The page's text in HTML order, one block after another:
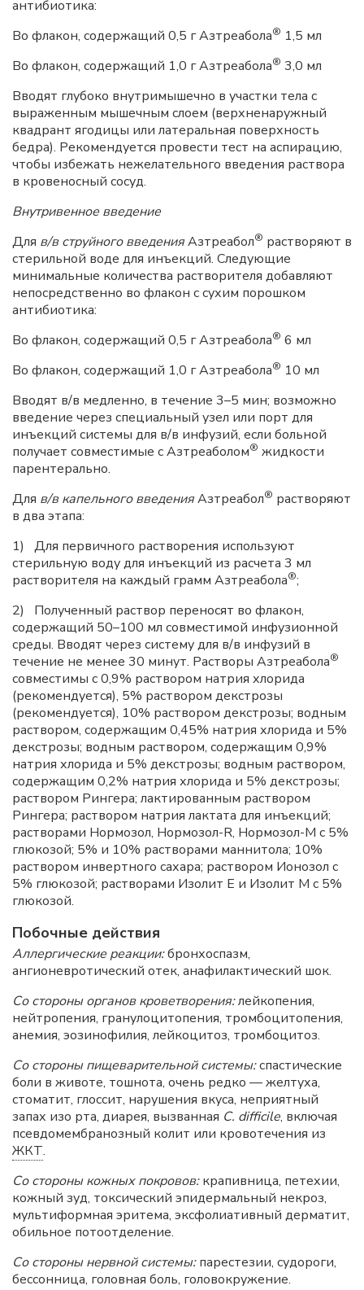
антибиотика:
Во флакон, содержащий 0,5 г Азтреабола® 1,5 мл
Во флакон, содержащий 1,0 г Азтреабола® 3,0 мл
Вводят глубоко внутримышечно в участки тела с
выраженным мышечным слоем (верхненаружный
квадрант ягодицы или латеральная поверхность
бедра). Рекомендуется провести тест на аспирацию,
чтобы избежать нежелательного введения раствора
в кровеносный сосуд.
Внутривенное введение
Для в/в струйного введенияАзтреабол® растворяют в
стерильной воде для инъекций. Следующие
минимальные количества растворителя добавляют
непосредственно во флакон с сухим порошком
антибиотика:
Во флакон, содержащий 0,5 г Азтреабола® 6 мл
Во флакон, содержащий 1,0 г Азтреабола® 10 мл
Вводят в/в медленно, в течение 3–5 мин; возможно
введение через специальный узел или порт для
инъекций системы для в/в инфузий, если больной
получает совместимые с Азтреаболом® жидкости
парентерально.
Для в/в капельного введенияАзтреабол® растворяют
в два этапа:
1) Для первичного растворения используют
стерильную воду для инъекций из расчета 3 мл
растворителя на каждый грамм Азтреабола®;
2) Полученный раствор переносят во флакон,
содержащий 50–100 мл совместимой инфузионной
среды. Вводят через систему для в/в инфузий в
течение не менее 30 минут. Растворы Азтреабола®
совместимы с 0,9% раствором натрия хлорида
(рекомендуется), 5% раствором декстрозы
(рекомендуется), 10% раствором декстрозы; водным
раствором, содержащим 0,45% натрия хлорида и 5%
декстрозы; водным раствором, содержащим 0,9%
натрия хлорида и 5% декстрозы; водным раствором,
содержащим 0,2% натрия хлорида и 5% декстрозы;
раствором Рингера; лактированным раствором
Рингера; раствором натрия лактата для инъекций;
растворами Нормозол, Нормозол-R, Нормозол-М с 5%
глюкозой; 5% и 10% растворами маннитола; 10%
раствором инвертного сахара; раствором Ионозол с
5% глюкозой; растворами Изолит Е и Изолит М с 5%
глюкозой.
Побочные действия
Аллергические реакции:бронхоспазм,
ангионевротический отек, анафилактический шок.
Со стороны органов кроветворения:лейкопения,
нейтропения, гранулоцитопения, тромбоцитопения,
анемия, эозинофилия, лейкоцитоз, тромбоцитоз.
Со стороны пищеварительной системы:спастические
боли в животе, тошнота, очень редко — желтуха,
стоматит, глоссит, нарушения вкуса, неприятный
запах изо рта, диарея, вызванная С. difficile, включая
псевдомембранозный колит или кровотечения из
ЖКТ.
Со стороны кожных покровов:крапивница, петехии,
кожный зуд, токсический эпидермальный некроз,
мультиформная эритема, эксфолиативный дерматит,
обильное потоотделение.
Со стороны нервной системы:парестезии, судороги,
бессонница, головная боль, головокружение.